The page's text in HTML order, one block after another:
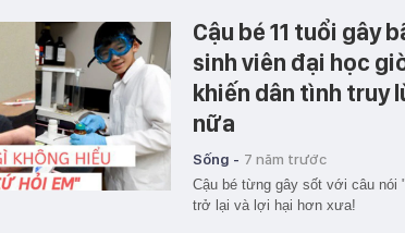
Cậu bé 11 tuổi gây
sinh viên đại học
khiến dân tình truy
nữa
Sống - 7 năm trước
Cậu bé từng gây sốt với câu nói
trở lại và lợi hại hơn xưa!